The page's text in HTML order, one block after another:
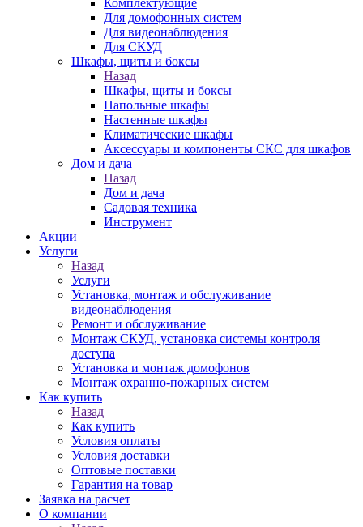
Комплектующие
Для домофонных систем
Для видеонаблюдения
Для СКУД
Шкафы, щиты и боксы
Назад
Шкафы, щиты и боксы
Напольные шкафы
Настенные шкафы
Климатические шкафы
Аксессуары и компоненты СКС для шкафов
Дом и дача
Назад
Дом и дача
Садовая техника
Инструмент
Акции
Услуги
Назад
Услуги
Установка, монтаж и обслуживание
видеонаблюдения
Ремонт и обслуживание
Монтаж СКУД, установка системы контроля
доступа
Установка и монтаж домофонов
Монтаж охранно-пожарных систем
Как купить
Назад
Как купить
Условия оплаты
Условия доставки
Оптовые поставки
Гарантия на товар
Заявка на расчет
О компании